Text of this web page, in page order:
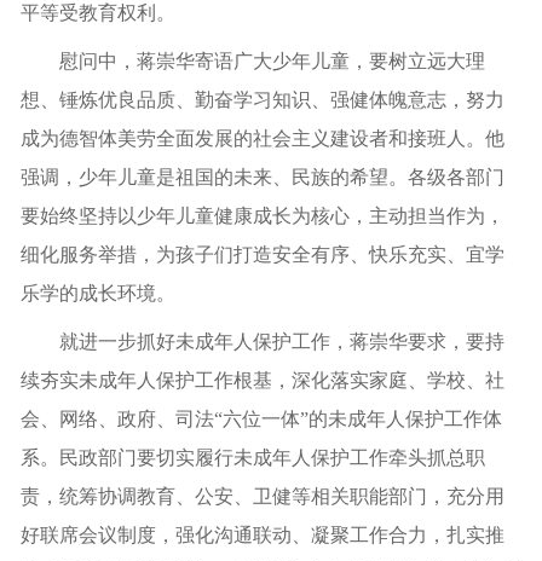
平等受教育权利。
慰问中，蒋崇华寄语广大少年儿童，要树立远大理
想、锤炼优良品质、勤奋学习知识、强健体魄意志，努力
成为德智体美劳全面发展的社会主义建设者和接班人。他
强调，少年儿童是祖国的未来、民族的希望。各级各部门
要始终坚持以少年儿童健康成长为核心，主动担当作为，
细化服务举措，为孩子们打造安全有序、快乐充实、宜学
乐学的成长环境。
就进一步抓好未成年人保护工作，蒋崇华要求，要持
续夯实未成年人保护工作根基，深化落实家庭、学校、社
会、网络、政府、司法“六位一体”的未成年人保护工作体
系。民政部门要切实履行未成年人保护工作牵头抓总职
责，统筹协调教育、公安、卫健等相关职能部门，充分用
好联席会议制度，强化沟通联动、凝聚工作合力，扎实推